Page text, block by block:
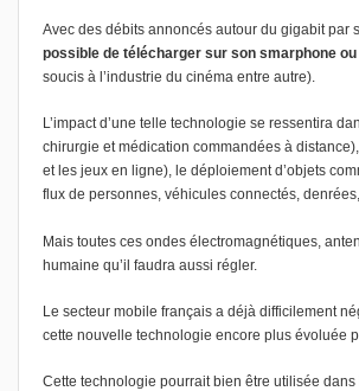
Avec des débits annoncés autour du gigabit
possible de télécharger sur son smarphone
soucis à l’industrie du cinéma entre autre).
L’impact d’une telle technologie se ressentira
chirurgie et médication commandées à
et les jeux en ligne), le déploiement d’objets
flux de personnes, véhicules connectés,
Mais toutes ces ondes électromagnétiques,
humaine qu’il faudra aussi régler.
Le secteur mobile français a déjà difficilement
cette nouvelle technologie encore plus évoluée
Cette technologie pourrait bien être utilisée